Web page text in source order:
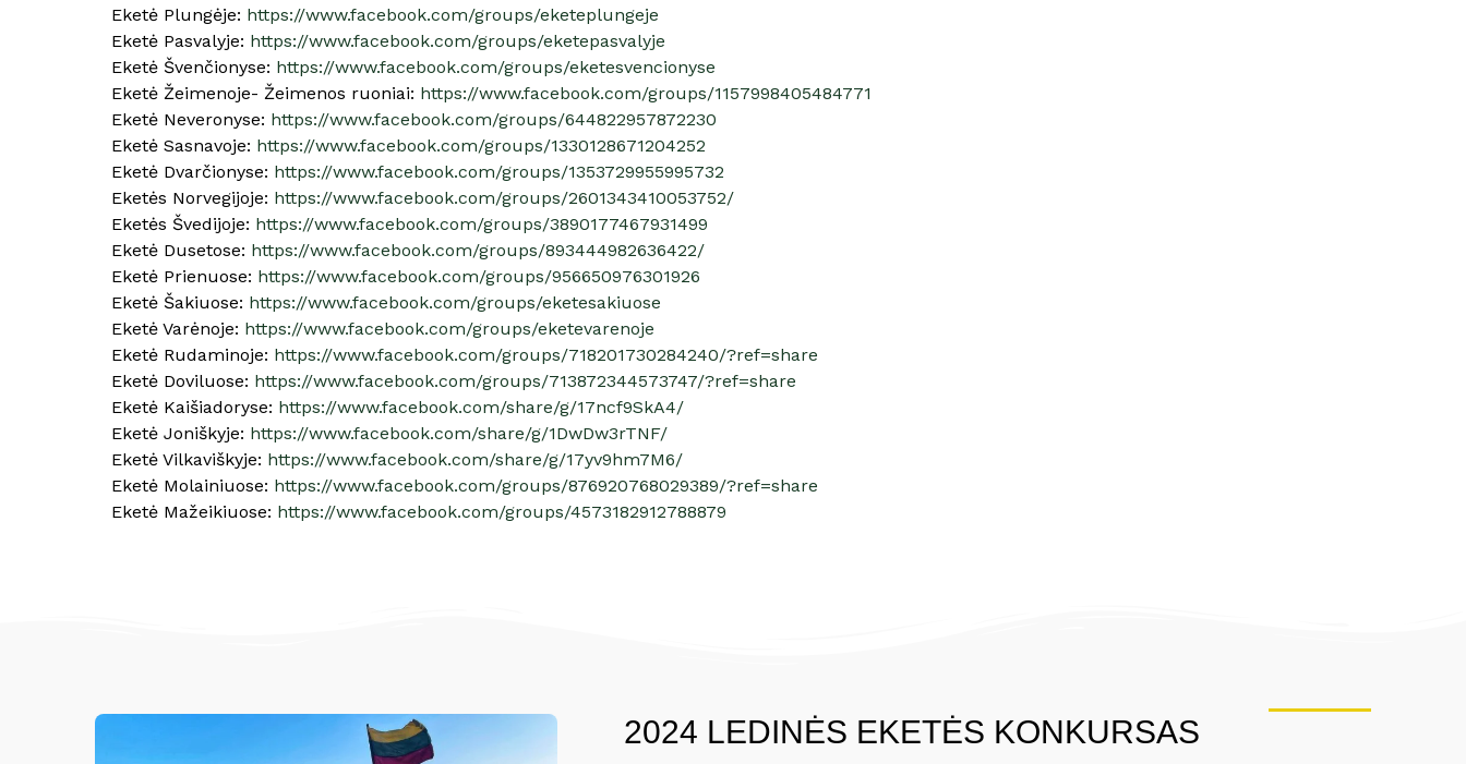
Eketė Plungėje: https://www.facebook.com/groups/eketeplungeje
Eketė Pasvalyje: https://www.facebook.com/groups/eketepasvalyje
Eketė Švenčionyse: https://www.facebook.com/groups/eketesvencionyse
Eketė Žeimenoje- Žeimenos ruoniai: https://www.facebook.com/groups/1157998405484771
Eketė Neveronyse: https://www.facebook.com/groups/644822957872230
Eketė Sasnavoje: https://www.facebook.com/groups/1330128671204252
Eketė Dvarčionyse: https://www.facebook.com/groups/1353729955995732
Eketės Norvegijoje: https://www.facebook.com/groups/2601343410053752/
Eketės Švedijoje: https://www.facebook.com/groups/3890177467931499
Eketė Dusetose: https://www.facebook.com/groups/893444982636422/
Eketė Prienuose: https://www.facebook.com/groups/956650976301926
Eketė Šakiuose: https://www.facebook.com/groups/eketesakiuose
Eketė Varėnoje: https://www.facebook.com/groups/eketevarenoje
Eketė Rudaminoje: https://www.facebook.com/groups/718201730284240/?ref=share
Eketė Doviluose: https://www.facebook.com/groups/713872344573747/?ref=share
Eketė Kaišiadoryse: https://www.facebook.com/share/g/17ncf9SkA4/
Eketė Joniškyje: https://www.facebook.com/share/g/1DwDw3rTNF/
Eketė Vilkaviškyje: https://www.facebook.com/share/g/17yv9hm7M6/
Eketė Molainiuose: https://www.facebook.com/groups/876920768029389/?ref=share
Eketė Mažeikiuose: https://www.facebook.com/groups/4573182912788879
2024 LEDINĖS EKETĖS KONKURSAS